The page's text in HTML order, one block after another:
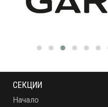
СЕКЦИИ
Начало